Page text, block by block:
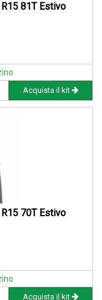
81T Estivo
Acquista il kit
70T Estivo
Acquista il kit